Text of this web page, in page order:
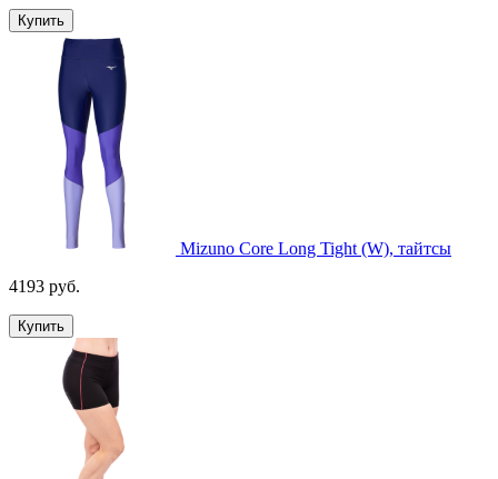
Купить
Mizuno Core Long Tight (W), тайтсы
4193 руб.
Купить